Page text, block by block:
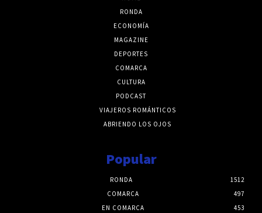
RONDA
ECONOMÍA
MAGAZINE
DEPORTES
COMARCA
CULTURA
PODCAST
VIAJEROS ROMÁNTICOS
ABRIENDO LOS OJOS
Popular
RONDA
1512
COMARCA
497
EN COMARCA
453